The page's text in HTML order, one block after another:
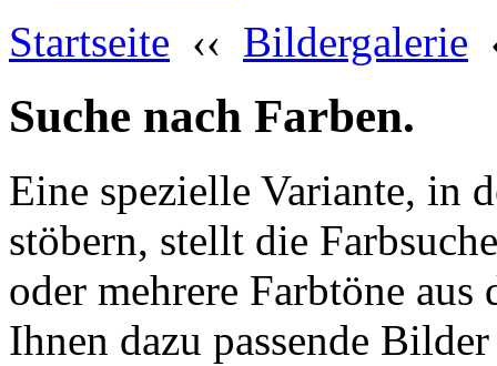
Startseite ‹‹ Bildergalerie
Suche nach Farben.
Eine spezielle Variante, in
stöbern, stellt die
oder mehrere Farbtöne
Ihnen dazu passende